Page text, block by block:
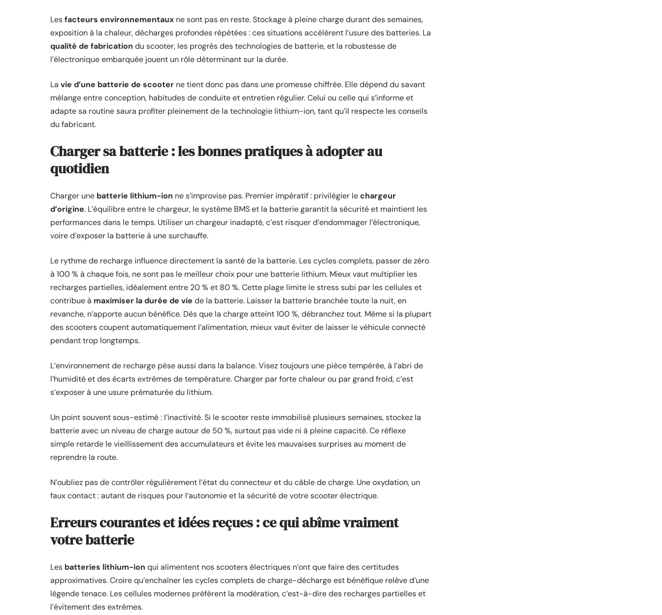
Lesfacteurs environnementaux ne sont pas en reste. Stockage à pleine charge durant des semaines,
exposition à la chaleur, décharges profondes répétées : ces situations accélèrent l’usure des batteries. La
qualité de fabrication du scooter, les progrès des technologies de batterie, et la robustesse de
l’électronique embarquée jouent un rôle déterminant sur la durée.
La vie d’une batterie de scooter ne tient donc pas dans une promesse chiffrée. Elle dépend du savant
mélange entre conception, habitudes de conduite et entretien régulier. Celui ou celle qui s’informe et
adapte sa routine saura profiter pleinement de la technologie lithium-ion, tant qu’il respecte les conseils
du fabricant.
Charger sa batterie : les bonnes pratiques à adopter au
quotidien
Charger une batterie lithium-ion ne s’improvise pas. Premier impératif : privilégier lechargeur
d’origine. L’équilibre entre le chargeur, le système BMS et la batterie garantit la sécurité et maintient les
performances dans le temps. Utiliser un chargeur inadapté, c’est risquer d’endommager l’électronique,
voire d’exposer la batterie à une surchauffe.
Le rythme de recharge influence directement la santé de la batterie. Les cycles complets, passer de zéro
à 100 % à chaque fois, ne sont pas le meilleur choix pour une batterie lithium. Mieux vaut multiplier les
recharges partielles, idéalement entre 20 % et 80 %. Cette plage limite le stress subi par les cellules et
contribue à maximiser la durée de vie de la batterie. Laisser la batterie branchée toute la nuit, en
revanche, n’apporte aucun bénéfice. Dès que la charge atteint 100 %, débranchez tout. Même si la plupart
des scooters coupent automatiquement l’alimentation, mieux vaut éviter de laisser le véhicule connecté
pendant trop longtemps.
L’environnement de recharge pèse aussi dans la balance. Visez toujours une pièce tempérée, à l’abri de
l’humidité et des écarts extrêmes de température. Charger par forte chaleur ou par grand froid, c’est
s’exposer à une usure prématurée du lithium.
Un point souvent sous-estimé : l’inactivité. Si le scooter reste immobilisé plusieurs semaines, stockez la
batterie avec un niveau de charge autour de 50 %, surtout pas vide ni à pleine capacité. Ce réflexe
simple retarde le vieillissement des accumulateurs et évite les mauvaises surprises au moment de
reprendre la route.
N’oubliez pas de contrôler régulièrement l’état du connecteur et du câble de charge. Une oxydation, un
faux contact : autant de risques pour l’autonomie et la sécurité de votre scooter électrique.
Erreurs courantes et idées reçues : ce qui abîme vraiment
votre batterie
Les batteries lithium-ion qui alimentent nos scooters électriques n’ont que faire des certitudes
approximatives. Croire qu’enchaîner les cycles complets de charge-décharge est bénéfique relève d’une
légende tenace. Les cellules modernes préfèrent la modération, c’est-à-dire des recharges partielles et
l’évitement des extrêmes.